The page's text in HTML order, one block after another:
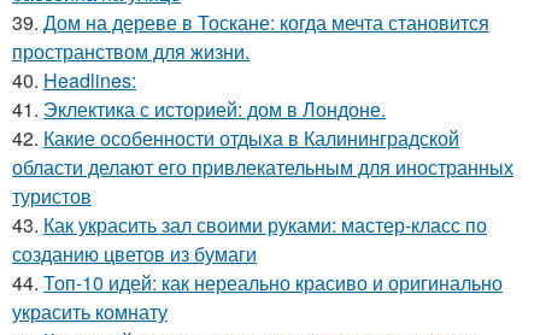
39. Дом на дереве в Тоскане: когда мечта становится
пространством для жизни.
40. Headlines:
41. Эклектика с историей: дом в Лондоне.
42. Какие особенности отдыха в Калининградской
области делают его привлекательным для иностранных
туристов
43. Как украсить зал своими руками: мастер-класс по
созданию цветов из бумаги
44. Топ-10 идей: как нереально красиво и оригинально
украсить комнату